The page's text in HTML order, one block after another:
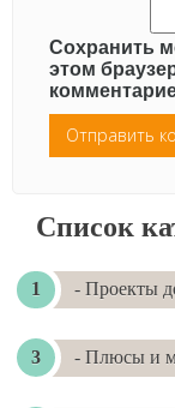
Сохранить
этом
Список
- Проекты
- Плюсы и